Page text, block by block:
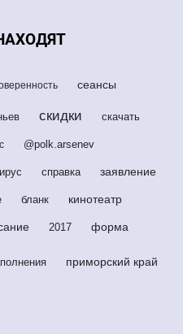
сеансы
скидки скачать
@polk.arsenev
справка заявление
бланк кинотеатр
2017 форма
приморский край